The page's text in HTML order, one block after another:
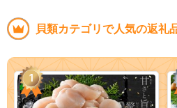
貝類カテゴリで人気の返礼
1